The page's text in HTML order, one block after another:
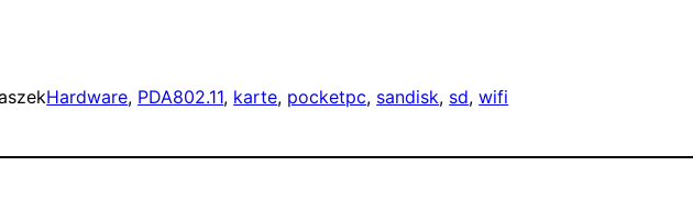
Hardware, PDA802.11, karte, pocketpc, sandisk, sd, wifi